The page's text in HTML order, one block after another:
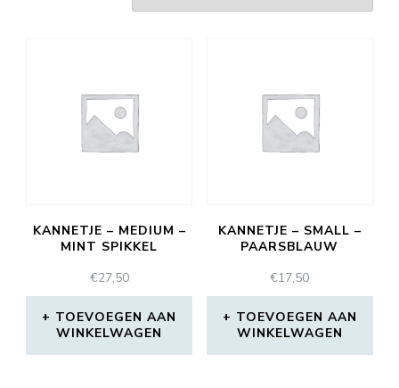
KANNETJE – MEDIUM –
MINT SPIKKEL
€27,50
TOEVOEGEN AAN
WINKELWAGEN
KANNETJE – SMALL –
PAARSBLAUW
€17,50
TOEVOEGEN AAN
WINKELWAGEN